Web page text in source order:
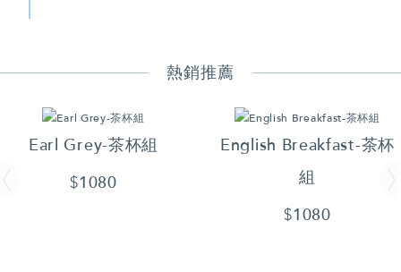
熱銷推薦
Earl Grey-茶杯組
$1080
English Breakfast-茶杯
組
$1080